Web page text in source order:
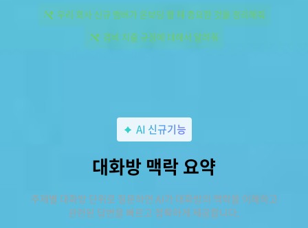
우리 회사 신규 멤버가 온보딩 할 때 중요한 것을 정리해줘
경비 지출 규정에 대해서 알려줘
AI 신규기능
대화방 맥락 요약
주제별 대화방 단위로 질문하면 AI가 대화방의 맥락을 이해하고
관련된 답변을 빠르고 정확하게 제공합니다.